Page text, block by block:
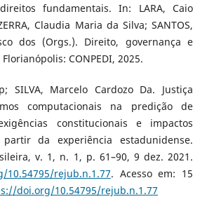
fundamentais. In: LARA, Caio
Claudia Maria da Silva; SANTOS,
dos (Orgs.). Direito, governança e
CONPEDI, 2025.
SILVA, Marcelo Cardozo Da. Justiça
computacionais na predição de
constitucionais e impactos
da experiência estadunidense.
v. 1, n. 1, p. 61–90, 9 dez. 2021.
10.54795/rejub.n.1.77. Acesso em: 15
doi.org/10.54795/rejub.n.1.77